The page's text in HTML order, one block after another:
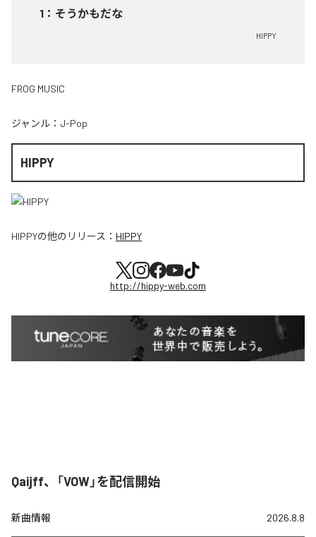
1 ： そうかもだな
HIPPY
FROG MUSIC
ジャンル： J-Pop
HIPPY
HIPPYの他のリリース： HIPPY
http://hippy-web.com
Qaijff、「VOW」を配信開始
新曲情報 2026.8.8